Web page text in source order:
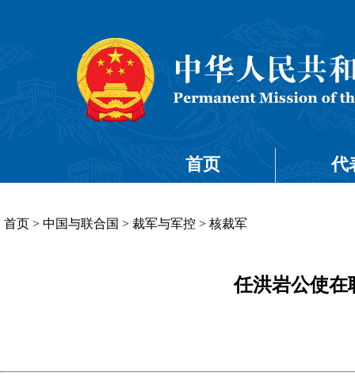
首页 代
首页 > 中国与联合国 > 裁军与军控 > 核裁军
任洪岩公使在